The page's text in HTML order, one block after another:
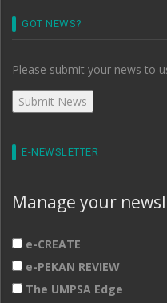
GOT NEWS?
Please submit your news to
E-NEWSLETTER
Manage your
e-CREATE
e-PEKAN REVIEW
The UMPSA Edge